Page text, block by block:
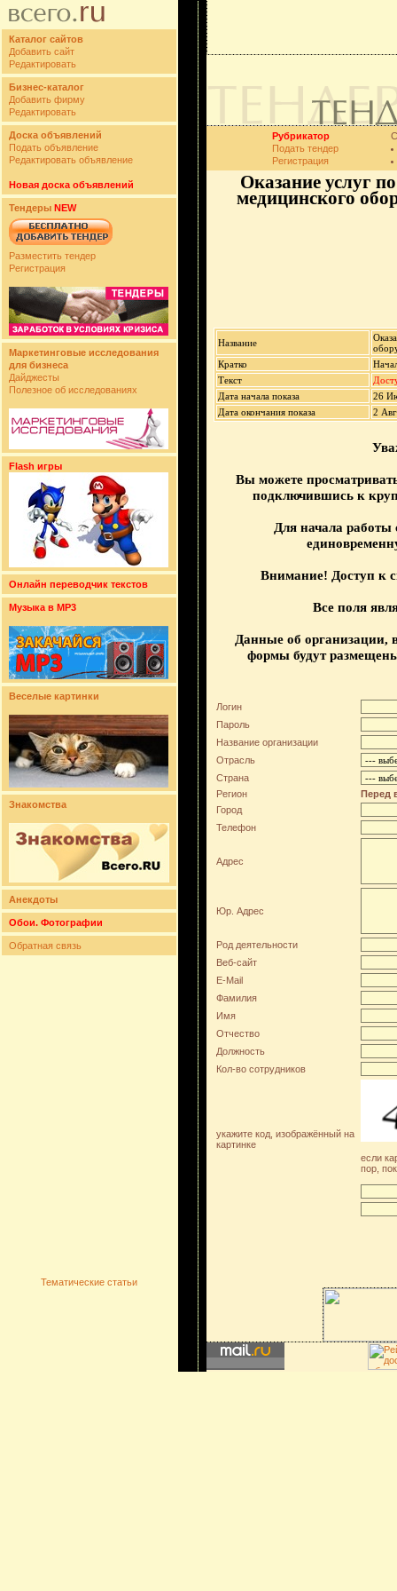
Каталог сайтов
Добавить сайт
Редактировать
Бизнес-каталог
Добавить фирму
Редактировать
Доска объявлений
Подать объявление
Редактировать объявление
Новая доска объявлений
Тендеры NEW
Разместить тендер
Регистрация
Маркетинговые исследования
для бизнеса
Дайджесты
Полезное об исследованиях
Flash игры
Онлайн переводчик текстов
Музыка в MP3
Веселые картинки
Знакомства
Анекдоты
Обои. Фотографии
Обратная связь
Тематические статьи
Рубрикатор
Подать тендер
Регистрация
Оказание услуг
медицинского
Название
Кратко
Текст
Дата начала показа
26
Дата окончания показа
2
Вы можете
подключившись к
Для начала работы
Внимание! Доступ к
Все поля
Данные об организации,
формы будут
Логин
Пароль
Название организации
Отрасль
Страна
Регион
Перед
Город
Телефон
Адрес
Юр. Адрес
Род деятельности
Веб-сайт
E-Mail
Фамилия
Имя
Отчество
Должность
Кол-во сотрудников
укажите код, изображённый на
картинке
если
пор,